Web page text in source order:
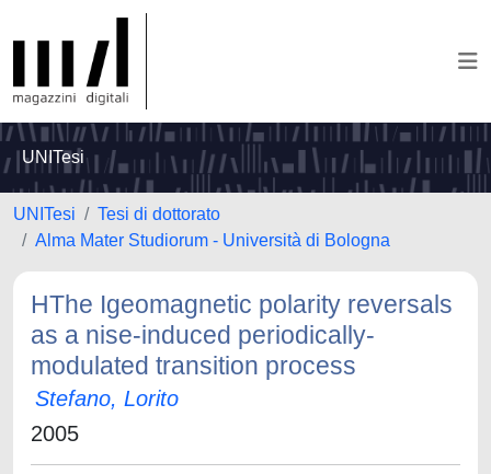
UNITesi
UNITesi
Tesi di dottorato
Alma Mater Studiorum - Università di Bologna
HThe Igeomagnetic polarity reversals
as a nise-induced periodically-
modulated transition process
Stefano, Lorito
2005